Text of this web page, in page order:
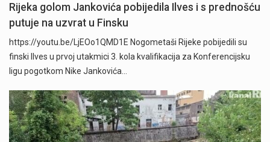
Rijeka golom Jankovića pobijedila Ilves i s prednošću
putuje na uzvrat u Finsku
https://youtu.be/LjEOo1QMD1E Nogometaši Rijeke pobijedili su
finski Ilves u prvoj utakmici 3. kola kvalifikacija za Konferencijsku
ligu pogotkom Nike Jankovića…